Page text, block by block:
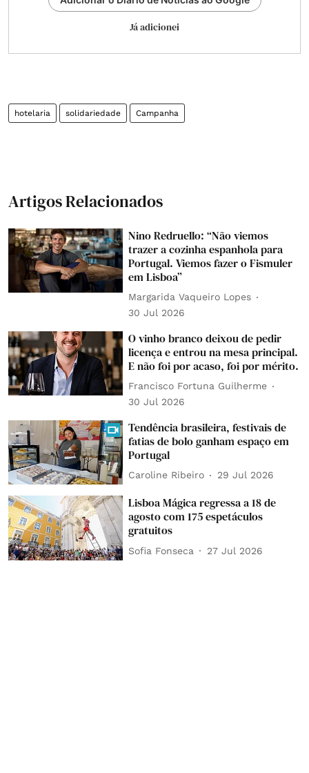
Já adicionei
hotelaria solidariedade Campanha
Artigos Relacionados
Nino Redruello: “Não viemos
trazer a cozinha espanhola para
Portugal. Viemos fazer o Fismuler
em Lisboa”
Margarida Vaqueiro Lopes
30 Jul 2026
O vinho branco deixou de pedir
licença e entrou na mesa principal.
E não foi por acaso, foi por mérito.
Francisco Fortuna Guilherme
30 Jul 2026
Tendência brasileira, festivais de
fatias de bolo ganham espaço em
Portugal
Caroline Ribeiro 29 Jul 2026
Lisboa Mágica regressa a 18 de
agosto com 175 espetáculos
gratuitos
Sofia Fonseca 27 Jul 2026